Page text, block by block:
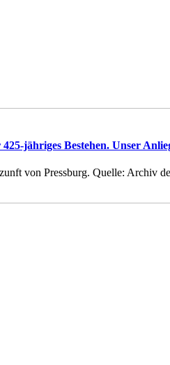
jähriges Bestehen. Unser
von Pressburg. Quelle: Archiv